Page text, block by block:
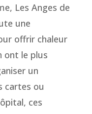
Les Anges de
une
offrir chaleur
ont le plus
un
cartes ou
ces